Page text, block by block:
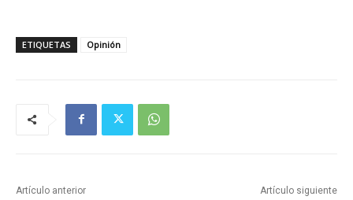
ETIQUETAS Opinión
Artículo anterior Artículo siguiente